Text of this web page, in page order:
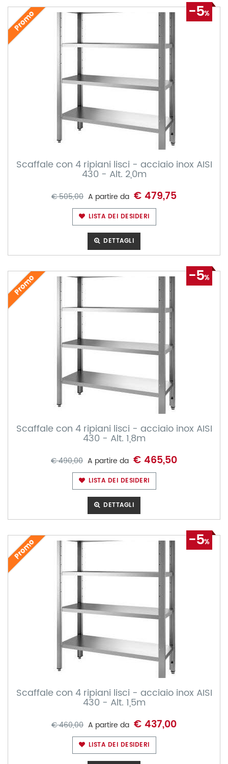
-5%
Promo
Scaffale con 4 ripiani lisci - acciaio inox AISI
430 - Alt. 2,0m
€ 505,00 A partire da € 479,75
LISTA DEI DESIDERI
DETTAGLI
-5%
Promo
Scaffale con 4 ripiani lisci - acciaio inox AISI
430 - Alt. 1,8m
€ 490,00 A partire da € 465,50
LISTA DEI DESIDERI
DETTAGLI
-5%
Promo
Scaffale con 4 ripiani lisci - acciaio inox AISI
430 - Alt. 1,5m
€ 460,00 A partire da € 437,00
LISTA DEI DESIDERI